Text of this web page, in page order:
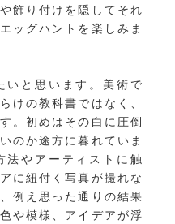
飾り付けを隠してそれ
ッグハントを楽しみま
いと思います。美術で
けの教科書ではなく、
。初めはその白に圧倒
のか途方に暮れていま
法やアーティストに触
に紐付く写真が撮れな
例え思った通りの結果
や模様、アイデアが浮